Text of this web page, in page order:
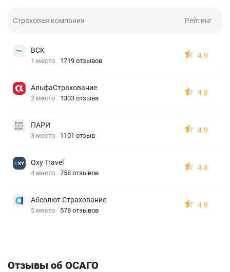
Страховая компания Рейтинг
ВСК
1 место 1719 отзывов
4.9
АльфаСтрахование
2 место 1303 отзыва
4.8
ПАРИ
3 место 1101 отзыв
4.9
Oxy Travel
4 место 758 отзывов
4.8
Абсолют Страхование
5 место 578 отзывов
4.9
Отзывы об ОСАГО